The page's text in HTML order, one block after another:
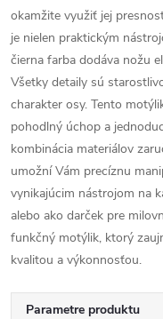
okamžite využiť jej
je nielen praktickým
čierna farba dodáva nožu
Všetky detaily sú
charakter osy. Tento
pohodlný úchop a
kombinácia materiálov
umožní Vám precíznu
vynikajúcim nástrojom na
alebo ako darček pre
funkčný motýlik, ktorý
kvalitou a výkonnosťou.
Parametre produktu